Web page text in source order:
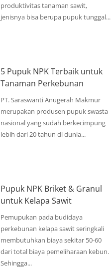
produktivitas tanaman sawit,
jenisnya bisa berupa pupuk tunggal...
5 Pupuk NPK Terbaik untuk
Tanaman Perkebunan
PT. Saraswanti Anugerah Makmur
merupakan produsen pupuk swasta
nasional yang sudah berkecimpung
lebih dari 20 tahun di dunia...
Pupuk NPK Briket & Granul
untuk Kelapa Sawit
Pemupukan pada budidaya
perkebunan kelapa sawit seringkali
membutuhkan biaya sekitar 50-60
dari total biaya pemeliharaan kebun.
Sehingga...